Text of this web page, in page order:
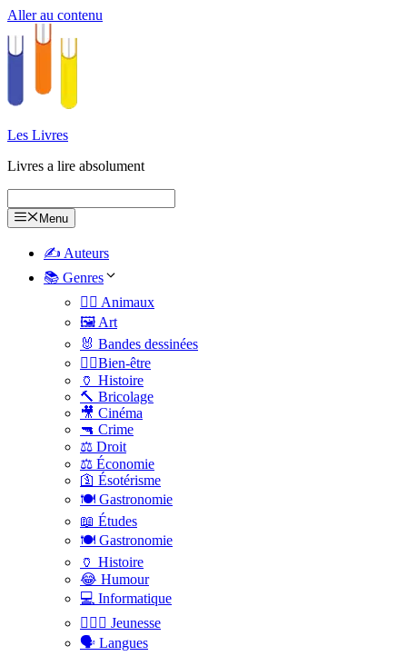
Aller au contenu
Les Livres
Livres a lire absolument
Menu
✍️ Auteurs
📚 Genres
🐕‍🦺 Animaux
🖼️ Art
🐰 Bandes dessinées
🧑‍⚕️Bien-être
🏺 Histoire
🔨 Bricolage
🎥 Cinéma
🔫 Crime
⚖️ Droit
⚖️ Économie
🛐 Ésotérisme
🍽️ Gastronomie
📖 Études
🍽️ Gastronomie
🏺 Histoire
😂 Humour
💻 Informatique
🤸🏽‍♀️ Jeunesse
🗣 Langues